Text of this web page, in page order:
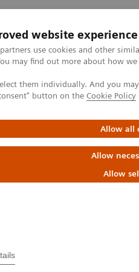
website experience
use cookies and other
may find out more about how
them individually. And you
button on the Cookie Policy
Allow all
Allow
Allow
Domaines cliniques
et nous vous
les
produits.